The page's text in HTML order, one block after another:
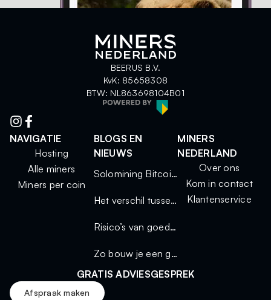
BEERUS B.V.
KvK: 85658308
BTW: NL863698104B01
NAVIGATIE
Hosting
Alle miners
Miners per coin
BLOGS EN
NIEUWS
Solomining Bitcoin 2025: kleine miners, grote kansen
Het verschil tussen solo mining en mining via een pool
Risico’s van goedkope miners
Zo bouw je een geluidsdichte miningkast voor thuisgebruik
MINERS
NEDERLAND
Over ons
Kom in contact
Klantenservice
GRATIS ADVIESGESPREK
Afspraak maken